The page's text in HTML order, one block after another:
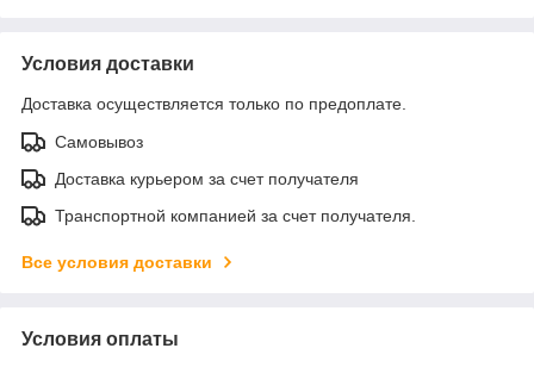
Условия доставки
Доставка осуществляется только по предоплате.
Самовывоз
Доставка курьером за счет получателя
Транспортной компанией за счет получателя.
Все условия доставки
Условия оплаты